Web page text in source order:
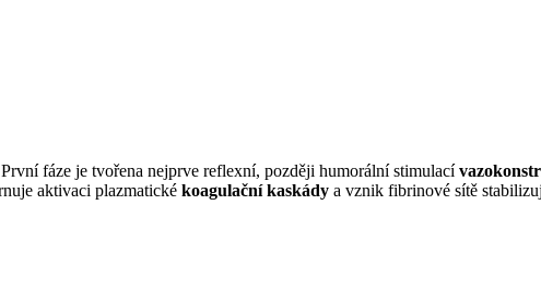
fáze je tvořena nejprve reflexní, později humorální stimulací
aktivaci plazmatické koagulační kaskády a vznik fibrinové sítě